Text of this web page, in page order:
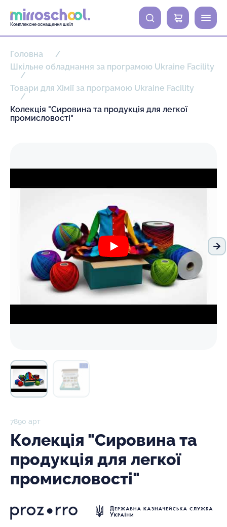
Комплексне оснащення шкіл
0
Головна
Шкільне обладнання за програмою Ukraine Facility
Товари для Хімії за програмою Ukraine Facility
Колекція "Сировина та продукція для легкої
промисловості"
7890 арт
Колекція "Сировина та
продукція для легкої
промисловості"